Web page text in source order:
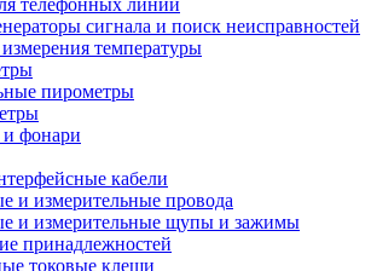
телефонных линий
сигнала и поиск неисправностей
температуры
пирометры
фонари
кабели
и измерительные провода
и измерительные щупы и зажимы
принадлежностей
токовые клещи